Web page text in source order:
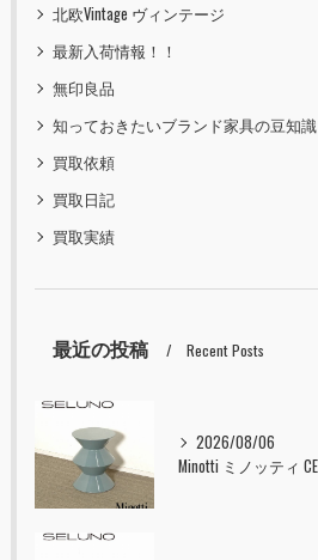
北欧Vintage ヴィンテージ
最新入荷情報！！
無印良品
知っておきたいブランド家具の豆知識
買取依頼
買取日記
買取実績
最近の投稿 Recent Posts
2026/08/06